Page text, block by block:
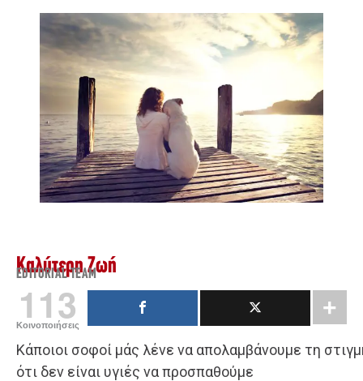
Καλύτερη Ζωή
EDITORIAL TEAM
113
Κοινοποιήσεις
Κάποιοι σοφοί μάς λένε να απολαμβάνουμε τη
ότι δεν είναι υγιές να προσπαθούμε